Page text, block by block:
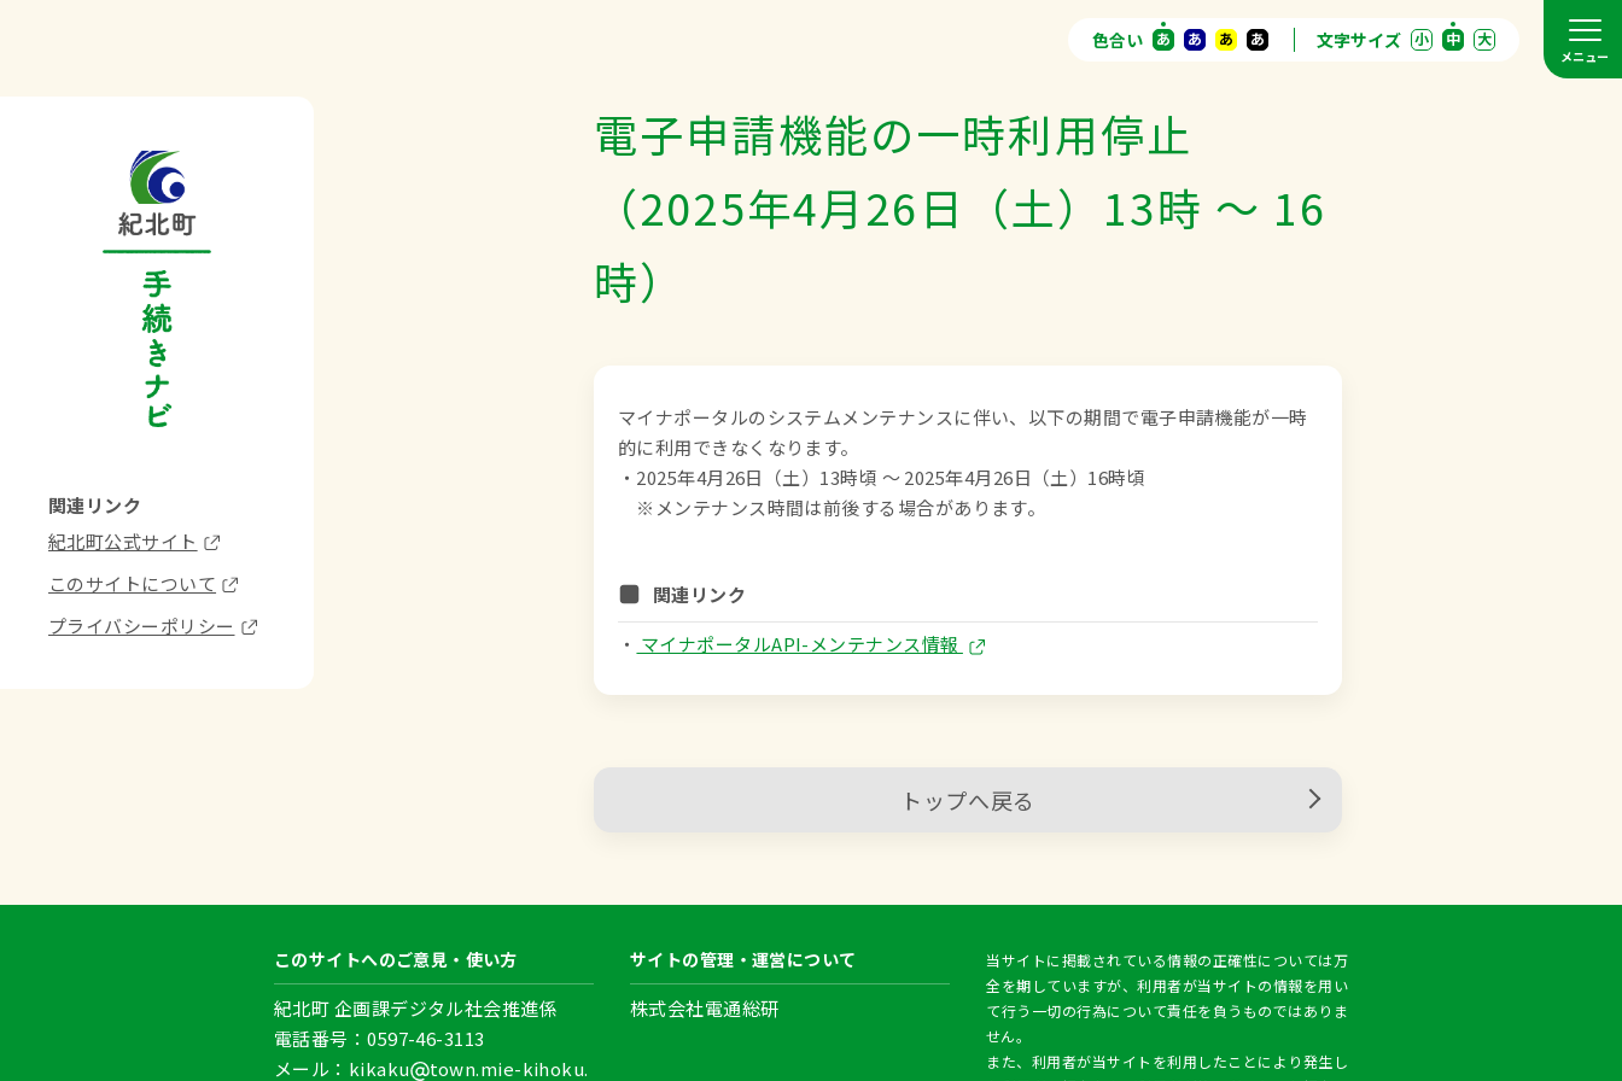
色合い あ あ あ あ 文字サイズ 小 中 大
メニュー
関連リンク
紀北町公式サイト
このサイトについて
プライバシーポリシー
電子申請機能の一時利用停止
（2025年4月26日（土）13時 ～ 16
時）
マイナポータルのシステムメンテナンスに伴い、以下の期間で電子申請機能が一時
的に利用できなくなります。
・2025年4月26日（土）13時頃 ～ 2025年4月26日（土）16時頃
※メンテナンス時間は前後する場合があります。
関連リンク
・ マイナポータルAPI-メンテナンス情報
トップへ戻る
このサイトへのご意見・使い方
紀北町 企画課デジタル社会推進係
電話番号：0597-46-3113
メール：kikaku
town.mie-kihoku.
サイトの管理・運営について
株式会社電通総研
当サイトに掲載されている情報の正確性については万
全を期していますが、利用者が当サイトの情報を用い
て行う一切の行為について責任を負うものではありま
せん。
また、利用者が当サイトを利用したことにより発生し